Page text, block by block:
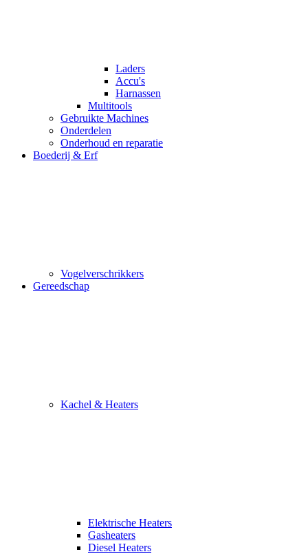
Laders
Accu's
Harnassen
Multitools
Gebruikte Machines
Onderdelen
Onderhoud en reparatie
Boederij & Erf
Vogelverschrikkers
Gereedschap
Kachel & Heaters
Elektrische Heaters
Gasheaters
Diesel Heaters